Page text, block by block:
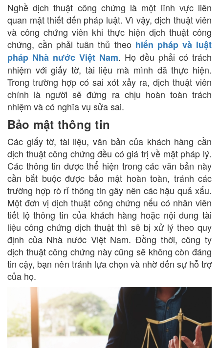
Nghề dịch thuật công chứng là một lĩnh vực liên
quan mật thiết đến pháp luật. Vì vậy, dịch thuật viên
và công chứng viên khi thực hiện dịch thuật công
chứng, cần phải tuân thủ theo hiến pháp và luật
pháp Nhà nước Việt Nam. Họ đều phải có trách
nhiệm với giấy tờ, tài liệu mà mình đã thực hiện.
Trong trường hợp có sai xót xảy ra, dịch thuật viên
chính là người sẽ đứng ra chịu hoàn toàn trách
nhiệm và có nghĩa vụ sửa sai.
Bảo mật thông tin
Các giấy tờ, tài liệu, văn bản của khách hàng cần
dịch thuật công chứng đều có giá trị về mặt pháp lý.
Các thông tin được thể hiện trong các văn bản này
cần bắt buộc được bảo mật hoàn toàn, tránh các
trường hợp rò rỉ thông tin gây nên các hậu quả xấu.
Một đơn vị dịch thuật công chứng nếu có nhân viên
tiết lộ thông tin của khách hàng hoặc nội dung tài
liệu công chứng dịch thuật thì sẽ bị xử lý theo quy
định của Nhà nước Việt Nam. Đồng thời, công ty
dịch thuật công chứng này cũng sẽ không còn đáng
tin cậy, bạn nên tránh lựa chọn và nhờ đến sự hỗ trợ
của họ.